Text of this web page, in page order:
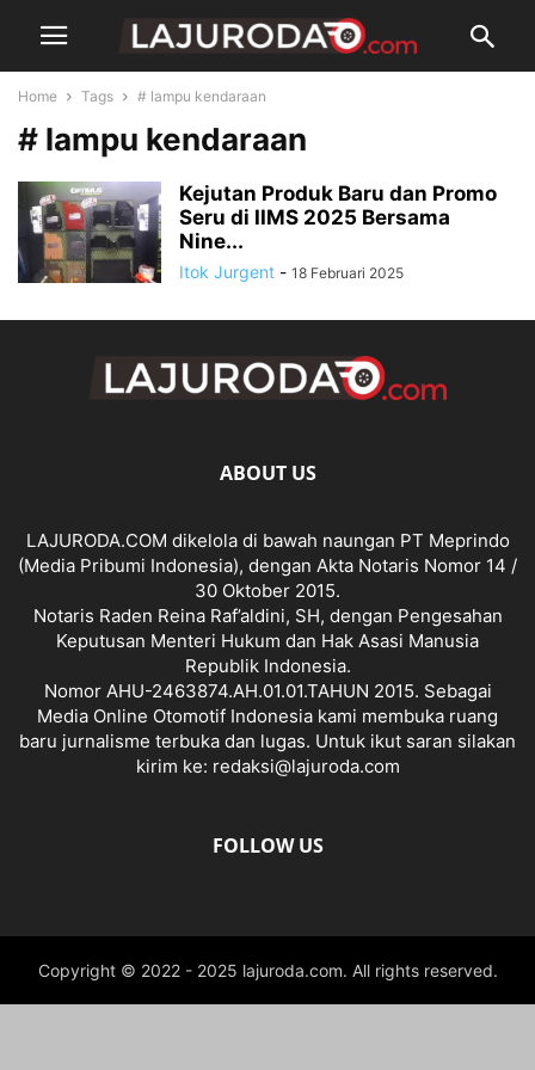
Home Tags # lampu kendaraan
# lampu kendaraan
Kejutan Produk Baru dan Promo
Seru di IIMS 2025 Bersama
Nine...
Itok Jurgent - 18 Februari 2025
ABOUT US
LAJURODA.COM dikelola di bawah naungan PT Meprindo
(Media Pribumi Indonesia), dengan Akta Notaris Nomor 14 /
30 Oktober 2015.
Notaris Raden Reina Raf’aldini, SH, dengan Pengesahan
Keputusan Menteri Hukum dan Hak Asasi Manusia
Republik Indonesia.
Nomor AHU-2463874.AH.01.01.TAHUN 2015. Sebagai
Media Online Otomotif Indonesia kami membuka ruang
baru jurnalisme terbuka dan lugas. Untuk ikut saran silakan
kirim ke: redaksi@lajuroda.com
FOLLOW US
Copyright © 2022 - 2025 lajuroda.com. All rights reserved.